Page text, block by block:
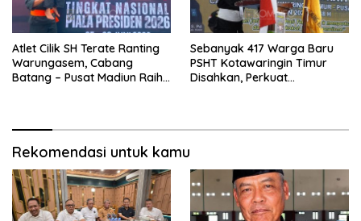
Atlet Cilik SH Terate Ranting
Warungasem, Cabang
Batang – Pusat Madiun Raih
Sebanyak 417 Warga Baru
PSHT Kotawaringin Timur
Disahkan, Perkuat
Rekomendasi untuk kamu